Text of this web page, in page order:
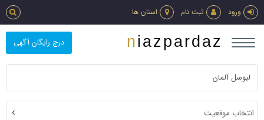
ورود ثبت نام استان ها
درج رایگان آگهی niazpardaz
انتخاب موقعیت